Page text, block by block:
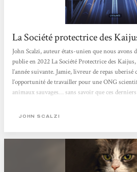
La Société protectrice des
John Scalzi, auteur états-unien que nous avons
publie en 2022 La Société Protectrice des
l’année suivante. Jamie, livreur de repas
l’opportunité de travailler pour une ONG
animaux sauvages… sans savoir que ces
parallèle issue du vaste multivers. L’intention
JOHN SCALZI